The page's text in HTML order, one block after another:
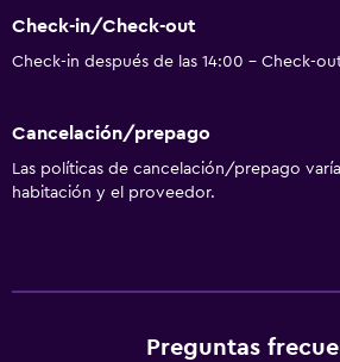
Check-in/Check-out
Check-in después de las 14:00 - Check-
Cancelación/prepago
Las políticas de cancelación/prepago
habitación y el proveedor.
Preguntas